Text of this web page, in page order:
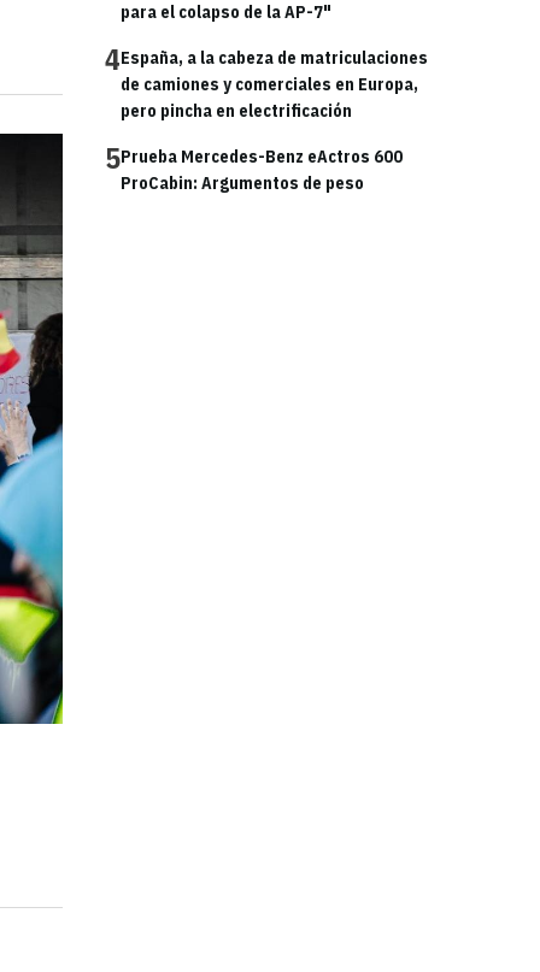
para el colapso de la AP-7"
4España, a la cabeza de matriculaciones
de camiones y comerciales en Europa,
pero pincha en electrificación
5Prueba Mercedes-Benz eActros 600
ProCabin: Argumentos de peso